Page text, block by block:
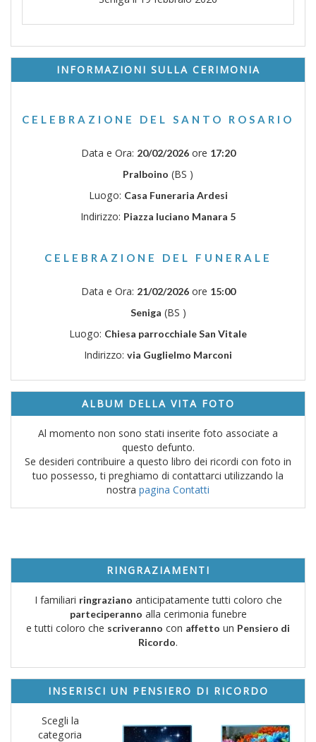
INFORMAZIONI SULLA CERIMONIA
CELEBRAZIONE DEL SANTO ROSARIO
Data e Ora: 20/02/2026ore 17:20
Pralboino (BS )
Luogo: Casa Funeraria Ardesi
Indirizzo: Piazza luciano Manara 5
CELEBRAZIONE DEL FUNERALE
Data e Ora: 21/02/2026ore 15:00
Seniga (BS )
Luogo: Chiesa parrocchiale San Vitale
Indirizzo: via Guglielmo Marconi
ALBUM DELLA VITA FOTO
Al momento non sono stati inserite foto associate a
questo defunto.
Se desideri contribuire a questo libro dei ricordi con foto in
tuo possesso, ti preghiamo di contattarci utilizzando la
nostra pagina Contatti
RINGRAZIAMENTI
I familiari ringraziano anticipatamente tutti coloro che
parteciperanno alla cerimonia funebre
e tutti coloro che scriveranno con affetto un Pensiero di
Ricordo.
INSERISCI UN PENSIERO DI RICORDO
Scegli la
categoria